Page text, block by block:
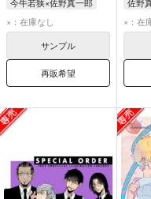
今牛若狭×佐野真一郎
今牛若狭
×：在庫なし
サンプル
再販希望
佐野
佐野
×：在